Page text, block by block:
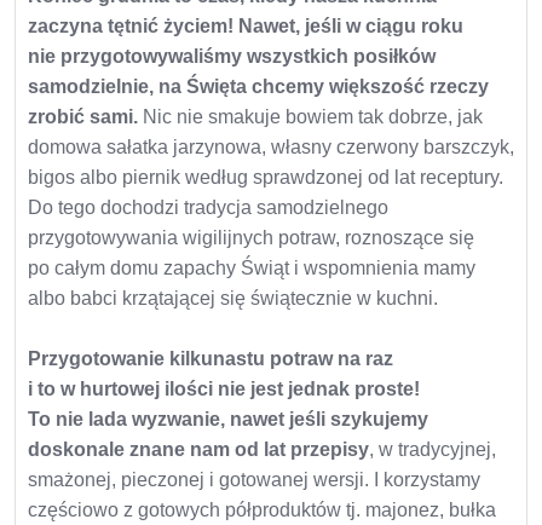
zaczyna tętnić życiem! Nawet, jeśli w ciągu roku
nie przygotowywaliśmy wszystkich posiłków
samodzielnie, na Święta chcemy większość rzeczy
zrobić sami. Nic nie smakuje bowiem tak dobrze, jak
domowa sałatka jarzynowa, własny czerwony barszczyk,
bigos albo piernik według sprawdzonej od lat receptury.
Do tego dochodzi tradycja samodzielnego
przygotowywania wigilijnych potraw, roznoszące się
po całym domu zapachy Świąt i wspomnienia mamy
albo babci krzątającej się świątecznie w kuchni.
Przygotowanie kilkunastu potraw na raz
i to w hurtowej ilości nie jest jednak proste!
To nie lada wyzwanie, nawet jeśli szykujemy
doskonale znane nam od lat przepisy, w tradycyjnej,
smażonej, pieczonej i gotowanej wersji. I korzystamy
częściowo z gotowych półproduktów tj. majonez, bułka